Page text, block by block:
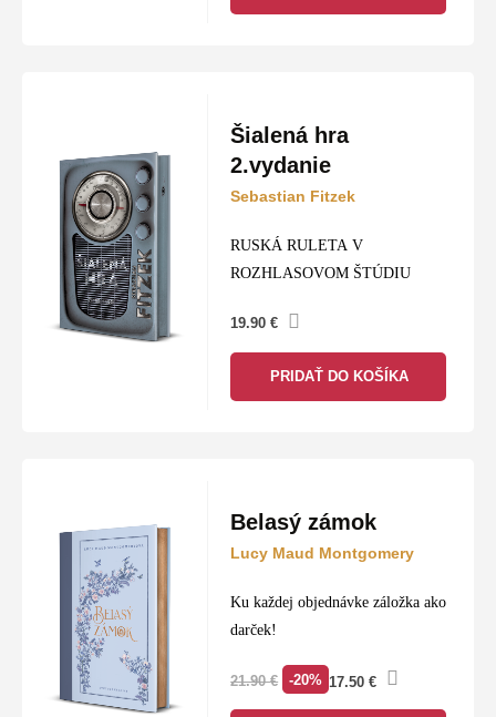
Šialená hra
2.vydanie
Sebastian Fitzek
RUSKÁ RULETA V
ROZHLASOVOM ŠTÚDIU
19.90€
PRIDAŤ DO KOŠÍKA
Belasý zámok
Lucy Maud Montgomery
Ku každej objednávke záložka ako
darček!
21.90€ -20% 17.50 €